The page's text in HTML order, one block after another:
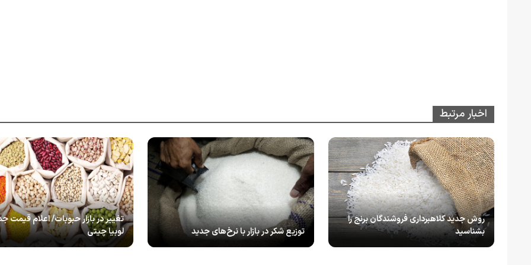
اخبار مرتبط
روش جدید کلاهبرداری فروشندگان برنج را
بشناسید
توزیع شکر در بازار با نرخ‌های جدید
تغییر در بازار حبوبات/ اعلام قیمت
لوبیا چیتی